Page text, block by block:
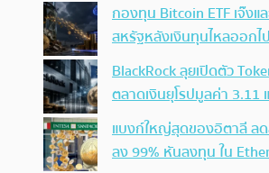
กองทุน Bitcoin ETF เจ๊งแ
สหรัฐหลังเงินทุนไหลออกไ
BlackRock ลุยเปิดตัว
ตลาดเงินยุโรปมูลค่า 3.11
แบงก์ใหญ่สุดของอิตาลี ล
ลง 99% หันลงทุน ใน